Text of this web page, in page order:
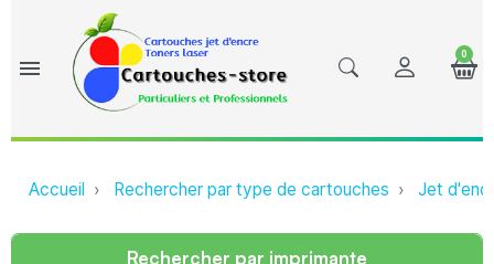
menu
0
Accueil Rechercher par type de cartouches Jet
Rechercher par imprimante